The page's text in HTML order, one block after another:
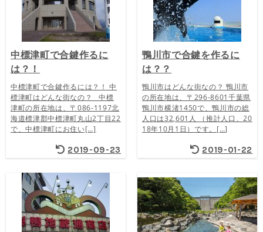
中標津町で合鍵作るに
は？！
中標津町で合鍵作るには？！ 中
標津町はどんな街なの？ 中標
津町の所在地は、〒086-1197北
海道標津郡中標津町丸山2丁目22
で、中標津町にお住い[…]
2019-09-23
鴨川市で合鍵を作るに
は？？
鴨川市はどんな街なの？ 鴨川市
の所在地は、〒296-8601千葉県
鴨川市横渚1450で、鴨川市の総
人口は32,601人 （推計人口、20
18年10月1日）です。[…]
2019-01-22